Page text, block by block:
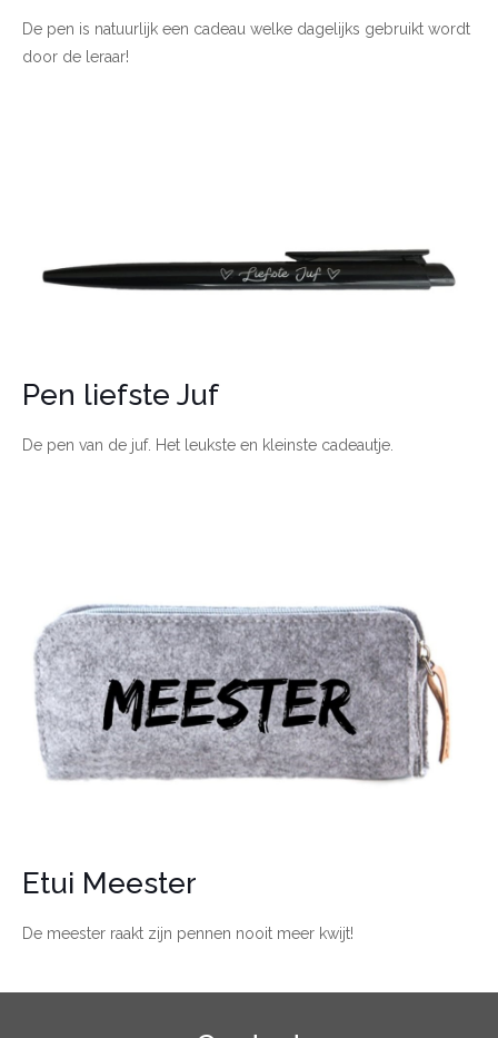
De pen is natuurlijk een cadeau welke dagelijks gebruikt wordt
door de leraar!
Pen liefste Juf
De pen van de juf. Het leukste en kleinste cadeautje.
Etui Meester
De meester raakt zijn pennen nooit meer kwijt!